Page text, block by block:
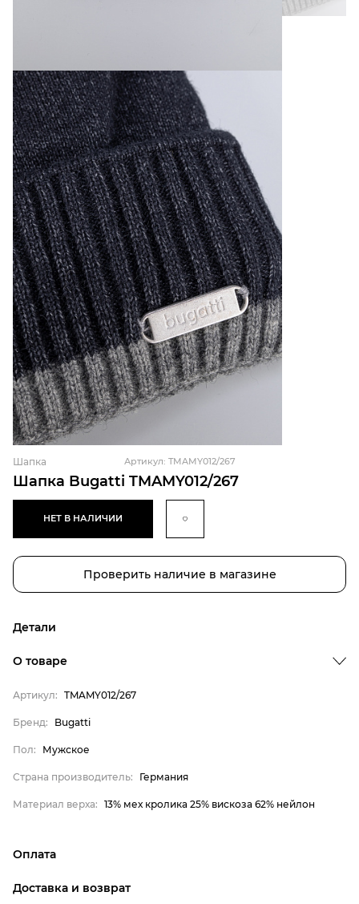
Шапка Bugatti TMAMY012/267
Шапка Артикул: TMAMY012/267
НЕТ В НАЛИЧИИ
Проверить наличие в магазине
Детали
Бренд
Пол
Страна производитель
Bugatti
Мужское
О товаре
Артикул: TMAMY012/267
Бренд: Bugatti
Пол: Мужское
Страна производитель: Германия
Материал верха: 13% мех кролика 25% вискоза 62% нейлон
Оплата
магазина
Доставка и возврат